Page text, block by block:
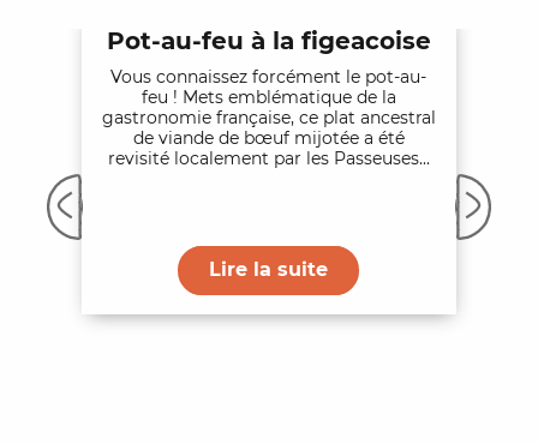
Pot-au-feu à la figeacoise
Vous connaissez forcément le pot-au-
feu ! Mets emblématique de la
gastronomie française, ce plat ancestral
de viande de bœuf mijotée a été
revisité localement par les Passeuses...
Lire la suite